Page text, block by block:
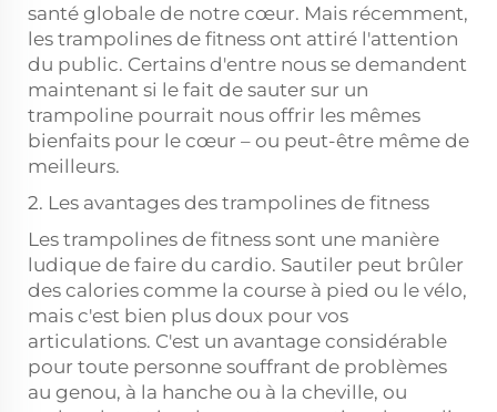
santé globale de notre cœur. Mais récemment,
les trampolines de fitness ont attiré l'attention
du public. Certains d'entre nous se demandent
maintenant si le fait de sauter sur un
trampoline pourrait nous offrir les mêmes
bienfaits pour le cœur – ou peut-être même de
meilleurs.
2. Les avantages des trampolines de fitness
Les trampolines de fitness sont une manière
ludique de faire du cardio. Sautiler peut brûler
des calories comme la course à pied ou le vélo,
mais c'est bien plus doux pour vos
articulations. C'est un avantage considérable
pour toute personne souffrant de problèmes
au genou, à la hanche ou à la cheville, ou